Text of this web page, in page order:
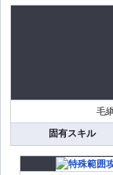
毛
固有スキル